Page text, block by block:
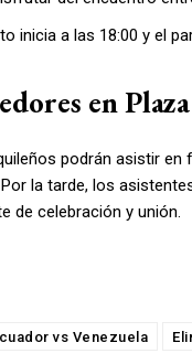
inicia a las 18:00 y el
en
podrán asistir en
la tarde, los
de celebración y unión.
vs Venezuela